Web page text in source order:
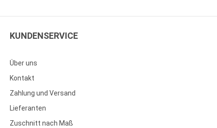
KUNDENSERVICE
Über uns
Kontakt
Zahlung und Versand
Lieferanten
Zuschnitt nach Maß